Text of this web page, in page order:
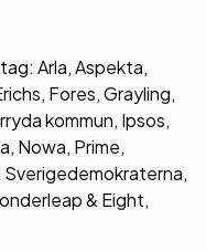
Arla, Aspekta,
Fores, Grayling,
kommun, Ipsos,
Nowa, Prime,
Sverigedemokraterna,
& Eight,